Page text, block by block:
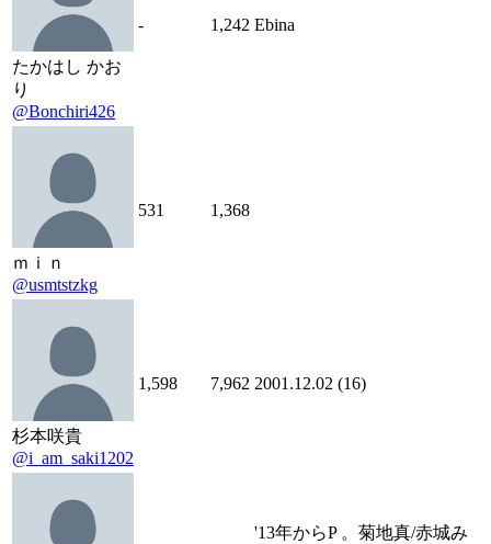
たかはし かお
り
@Bonchiri426
- 1,242 Ebina
ｍｉｎ
@usmtstzkg
531 1,368
杉本咲貴
@i_am_saki1202
1,598 7,962 2001.12.02 (16)
'13年からP 。菊地真/赤城み